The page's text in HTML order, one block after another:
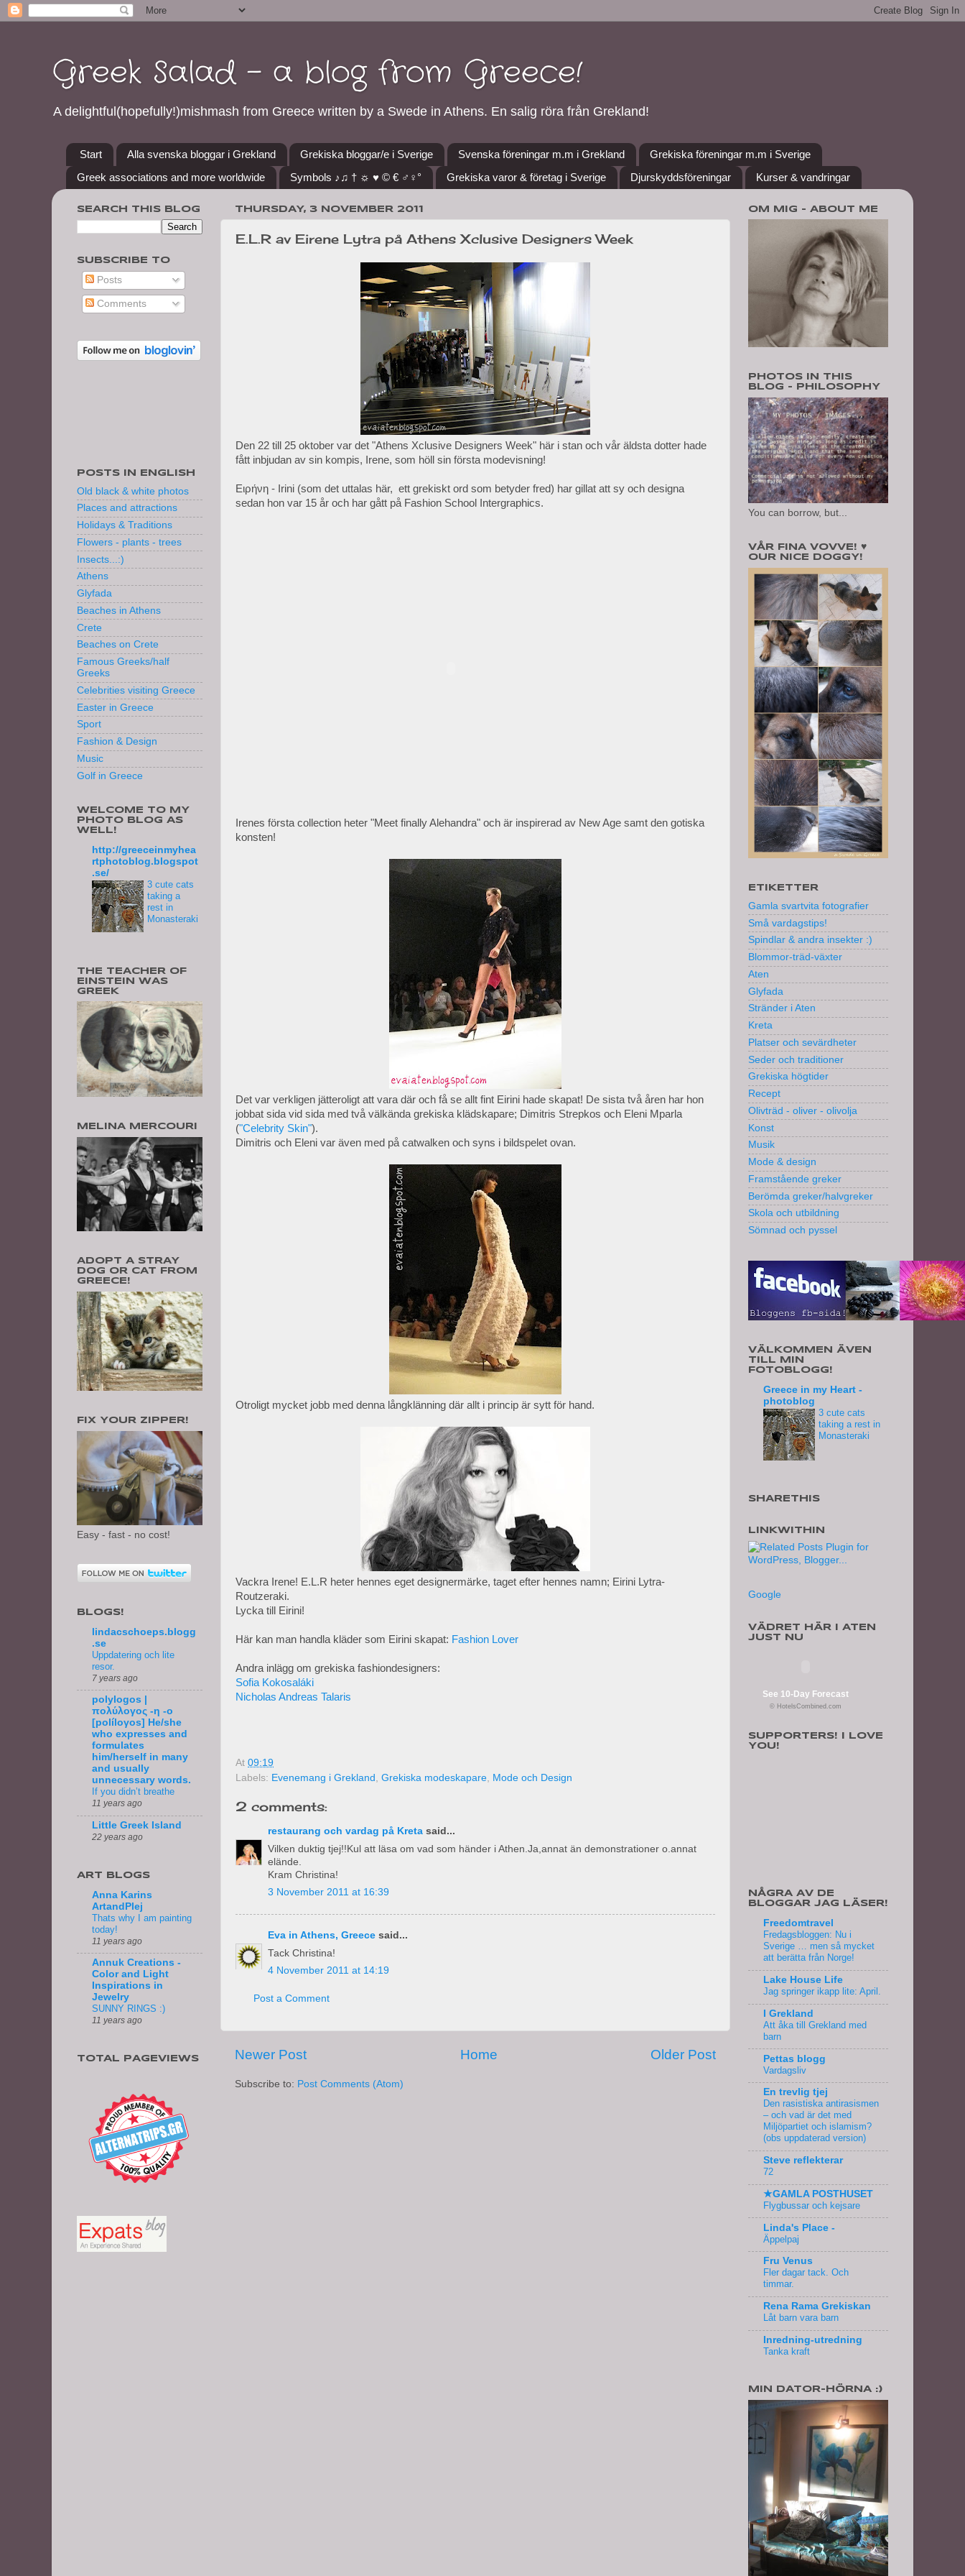
Greek Salad - a blog from Greece!
A delightful(hopefully!)mishmash from Greece written by a Swede in Athens. En salig röra från Grekland!
Start Alla svenska bloggar i Grekland Grekiska bloggar/e i Sverige Svenska föreningar m.m i Grekland
Grekiska föreningar m.m i Sverige
Greek associations and more worldwide
Symbols ♪♫ † ☼ ♥ © € ♂♀° Grekiska varor & företag i Sverige Djurskyddsföreningar Kurser & vandringar
THURSDAY, 3 NOVEMBER 2011
E.L.R av Eirene Lytra på Athens Xclusive Designers Week
Den 22 till 25 oktober var det "Athens Xclusive Designers Week" här i stan och vår äldsta dotter hade
fått inbjudan av sin kompis, Irene, som höll sin första modevisning!
Ειρήνη - Irini (som det uttalas här, ett grekiskt ord som betyder fred) har gillat att sy och designa
sedan hon var 15 år och har gått på Fashion School Intergraphics.
Irenes första collection heter "Meet finally Alehandra" och är inspirerad av New Age samt den gotiska
konsten!
Det var verkligen jätteroligt att vara där och få se allt fint Eirini hade skapat! De sista två åren har hon
jobbat sida vid sida med två välkända grekiska klädskapare; Dimitris Strepkos och Eleni Mparla
("Celebrity Skin").
Dimitris och Eleni var även med på catwalken och syns i bildspelet ovan.
Otroligt mycket jobb med denna långklänning där allt i princip är sytt för hand.
Vackra Irene! E.L.R heter hennes eget designermärke, taget efter hennes namn; Eirini Lytra-
Routzeraki.
Lycka till Eirini!
Här kan man handla kläder som Eirini skapat: Fashion Lover
Andra inlägg om grekiska fashiondesigners:
Sofia Kokosaláki
Nicholas Andreas Talaris
At 09:19
Labels: Evenemang i Grekland , Grekiska modeskapare, Mode och Design
2 comments:
restaurang och vardag på Kreta said...
Vilken duktig tjej!!Kul att läsa om vad som händer i Athen.Ja,annat än demonstrationer o.annat
elände.
Kram Christina!
3 November 2011 at 16:39
Eva in Athens, Greece said...
Tack Christina!
4 November 2011 at 14:19
Post a Comment
Newer Post Older Post
Home
Subscribe to: Post Comments (Atom)
SEARCH THIS BLOG
SUBSCRIBE TO
Posts
Comments
POSTS IN ENGLISH
Old black & white photos
Places and attractions
Holidays & Traditions
Flowers - plants - trees
Insects...:)
Athens
Glyfada
Beaches in Athens
Crete
Beaches on Crete
Famous Greeks/half
Greeks
Celebrities visiting Greece
Easter in Greece
Sport
Fashion & Design
Music
Golf in Greece
WELCOME TO MY
PHOTO BLOG AS
WELL!
http://greeceinmyhea
rtphotoblog.blogspot
.se/
3 cute cats
taking a
rest in
Monasteraki
THE TEACHER OF
EINSTEIN WAS
GREEK
MELINA MERCOURI
ADOPT A STRAY
DOG OR CAT FROM
GREECE!
FIX YOUR ZIPPER!
Easy - fast - no cost!
BLOGS!
lindacschoeps.blogg
.se
Uppdatering och lite
resor.
7 years ago
polylogos |
πολύλογος -η -ο
[políloγos] He/she
who expresses and
formulates
him/herself in many
and usually
unnecessary words.
If you didn’t breathe
11 years ago
Little Greek Island
22 years ago
ART BLOGS
Anna Karins
ArtandPlej
Thats why I am painting
today!
11 years ago
Annuk Creations -
Color and Light
Inspirations in
Jewelry
SUNNY RINGS :)
11 years ago
TOTAL PAGEVIEWS
OM MIG - ABOUT ME
PHOTOS IN THIS
BLOG - PHILOSOPHY
You can borrow, but...
VÅR FINA VOVVE! ♥
OUR NICE DOGGY!
ETIKETTER
Gamla svartvita fotografier
Små vardagstips!
Spindlar & andra insekter :)
Blommor-träd-växter
Aten
Glyfada
Stränder i Aten
Kreta
Platser och sevärdheter
Seder och traditioner
Grekiska högtider
Recept
Olivträd - oliver - olivolja
Konst
Musik
Mode & design
Framstående greker
Berömda greker/halvgreker
Skola och utbildning
Sömnad och pyssel
VÄLKOMMEN ÄVEN
TILL MIN
FOTOBLOGG!
Greece in my Heart -
photoblog
3 cute cats
taking a rest in
Monasteraki
SHARETHIS
LINKWITHIN
Google
VÄDRET HÄR I ATEN
JUST NU
See 10-Day Forecast
© HotelsCombined.com
SUPPORTERS! I LOVE
YOU!
NÅGRA AV DE
BLOGGAR JAG LÄSER!
Freedomtravel
Fredagsbloggen: Nu i
Sverige … men så mycket
att berätta från Norge!
Lake House Life
Jag springer ikapp lite: April.
I Grekland
Att åka till Grekland med
barn
Pettas blogg
Vardagsliv
En trevlig tjej
Den rasistiska antirasismen
– och vad är det med
Miljöpartiet och islamism?
(obs uppdaterad version)
Steve reflekterar
72
★GAMLA POSTHUSET
Flygbussar och kejsare
Linda's Place -
Äppelpaj
Fru Venus
Fler dagar tack. Och
timmar.
Rena Rama Grekiskan
Låt barn vara barn
Inredning-utredning
Tanka kraft
MIN DATOR-HÖRNA :)